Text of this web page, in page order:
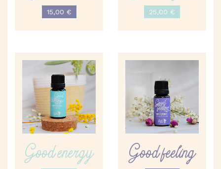
15,00 € 25,00 €
Good energy Good feeling